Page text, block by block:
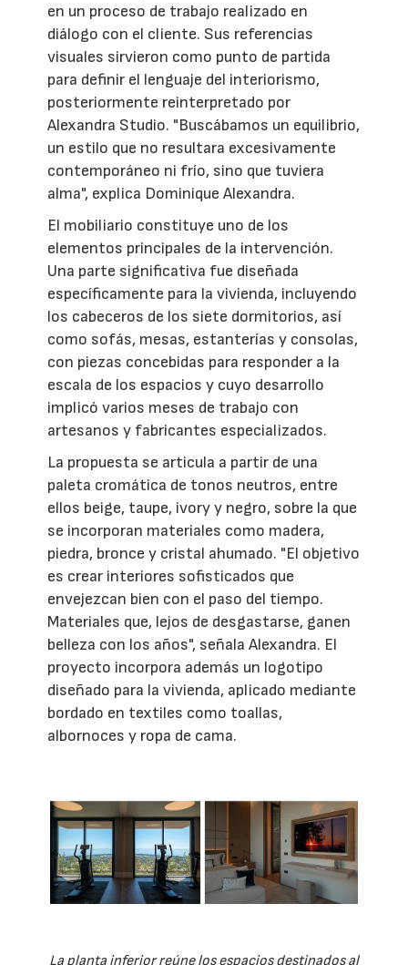
en un proceso de trabajo realizado en
diálogo con el cliente. Sus referencias
visuales sirvieron como punto de partida
para definir el lenguaje del interiorismo,
posteriormente reinterpretado por
Alexandra Studio. "Buscábamos un equilibrio,
un estilo que no resultara excesivamente
contemporáneo ni frío, sino que tuviera
alma", explica Dominique Alexandra.
El mobiliario constituye uno de los
elementos principales de la intervención.
Una parte significativa fue diseñada
específicamente para la vivienda, incluyendo
los cabeceros de los siete dormitorios, así
como sofás, mesas, estanterías y consolas,
con piezas concebidas para responder a la
escala de los espacios y cuyo desarrollo
implicó varios meses de trabajo con
artesanos y fabricantes especializados.
La propuesta se articula a partir de una
paleta cromática de tonos neutros, entre
ellos beige, taupe, ivory y negro, sobre la que
se incorporan materiales como madera,
piedra, bronce y cristal ahumado. "El objetivo
es crear interiores sofisticados que
envejezcan bien con el paso del tiempo.
Materiales que, lejos de desgastarse, ganen
belleza con los años", señala Alexandra. El
proyecto incorpora además un logotipo
diseñado para la vivienda, aplicado mediante
bordado en textiles como toallas,
albornoces y ropa de cama.
La planta inferior reúne los espacios destinados al